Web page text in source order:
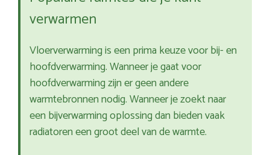
verwarmen
Vloerverwarming is een prima keuze voor bij- en
hoofdverwarming. Wanneer je gaat voor
hoofdverwarming zijn er geen andere
warmtebronnen nodig. Wanneer je zoekt naar
een bijverwarming oplossing dan bieden vaak
radiatoren een groot deel van de warmte.